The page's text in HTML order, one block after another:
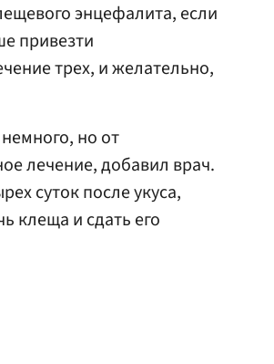
энцефалита, если
привезти
трех, и желательно,
но от
лечение, добавил врач.
суток после укуса,
клеща и сдать его